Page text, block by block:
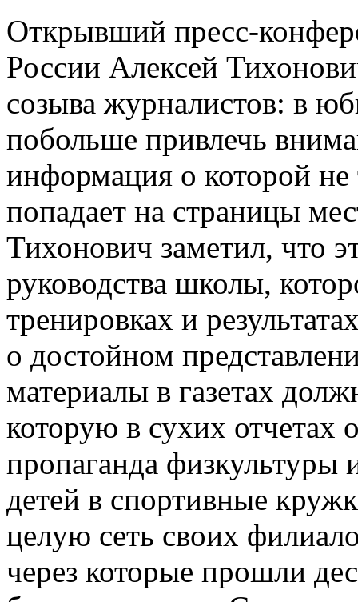
Открывший пресс-
России Алексей
созыва журналистов: в
побольше привлечь
информация о которой не
попадает на страницы
Тихонович заметил, что
руководства школы,
тренировках и
о достойном
материалы в газетах
которую в сухих
пропаганда физкультуры
детей в спортивные
целую сеть своих
через которые прошли